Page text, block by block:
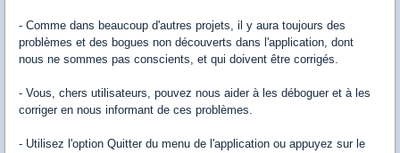
- Comme dans beaucoup d'autres projets, il y aura toujours des
problèmes et des bogues non découverts dans l'application, dont
nous ne sommes pas conscients, et qui doivent être corrigés.
- Vous, chers utilisateurs, pouvez nous aider à les déboguer et à les
corriger en nous informant de ces problèmes.
- Utilisez l'option Quitter du menu de l'application ou appuyez sur le